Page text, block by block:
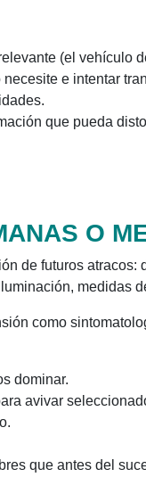
(el vehículo
e intentar
que pueda
O
de futuros
medidas
como
dominar.
avivar
que antes del